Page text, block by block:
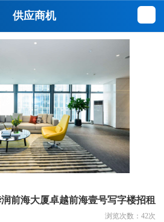
供应商机
前海大厦卓越前海壹号写字楼招租
浏览次数： 42次